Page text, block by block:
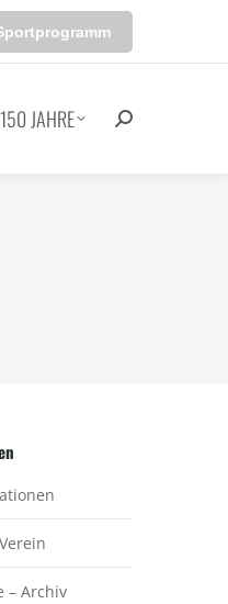
150 JAHRE Search:
– Archiv